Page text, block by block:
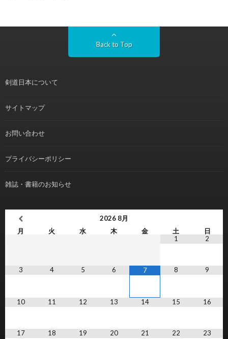
Back to Top
剣道日本について
サイトマップ
お問い合わせ
プライバシーポリシー
雑誌・書籍のお知らせ
2026 8月
月
火 水 木 金 土
日
1
2
3 4 5 6 7 8 9
10 11 12 13 14 15 16
17 18 19 20 21 22 23